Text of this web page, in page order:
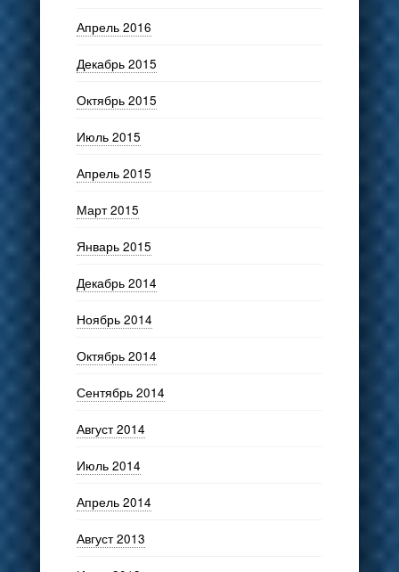
Апрель 2016
Декабрь 2015
Октябрь 2015
Июль 2015
Апрель 2015
Март 2015
Январь 2015
Декабрь 2014
Ноябрь 2014
Октябрь 2014
Сентябрь 2014
Август 2014
Июль 2014
Апрель 2014
Август 2013